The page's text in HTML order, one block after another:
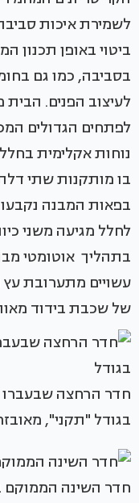
לשמירת איכות
ביטוי באופן
בסביבה, כמו גם
לעיצוב הפנים.
לפתחים הגדולים
נוחות אקלימית
בו מותקנות שתי
בפאות המבנה נקבעו
לחלל מגיעה משני
בתהליך אוטומטי
עשויים מתערובת
של שכבת בידוד
חדר הרחצה
בגודל "תקני",
חדר השינה הממוקם